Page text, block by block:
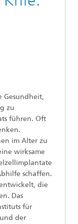
Gesundheit,
zu
führen. Oft
im Alter zu
wirksame
schaffen.
die
Das
für
der